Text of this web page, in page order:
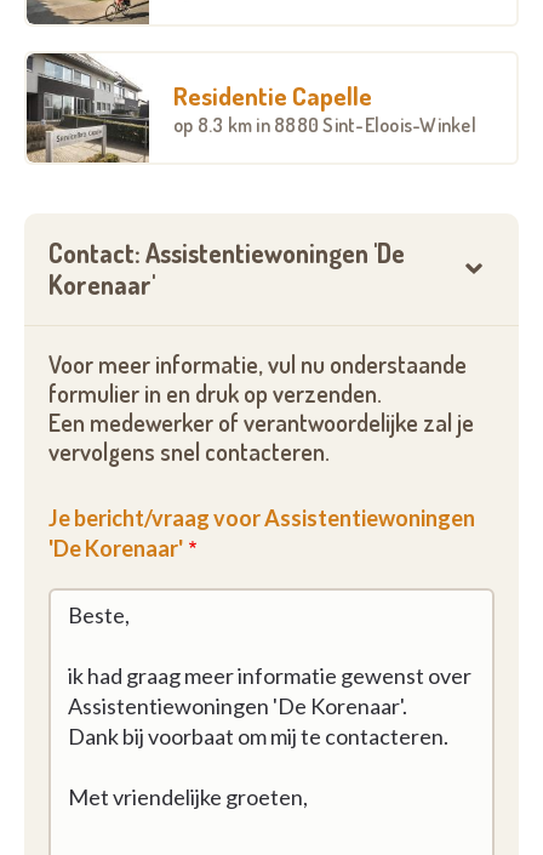
Residentie Capelle
op 8.3 km in 8880 Sint-Eloois-Winkel
Contact: Assistentiewoningen 'De
Korenaar'
Voor meer informatie, vul nu onderstaande
formulier in en druk op verzenden.
Een medewerker of verantwoordelijke zal je
vervolgens snel contacteren.
Je bericht/vraag voor Assistentiewoningen
'De Korenaar'